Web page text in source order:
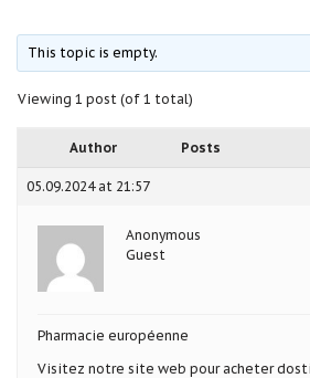
This topic is empty.
Viewing 1 post (of 1 total)
Author Posts
05.09.2024 at 21:57
Anonymous
Guest
Pharmacie européenne
Visitez notre site web pour acheter